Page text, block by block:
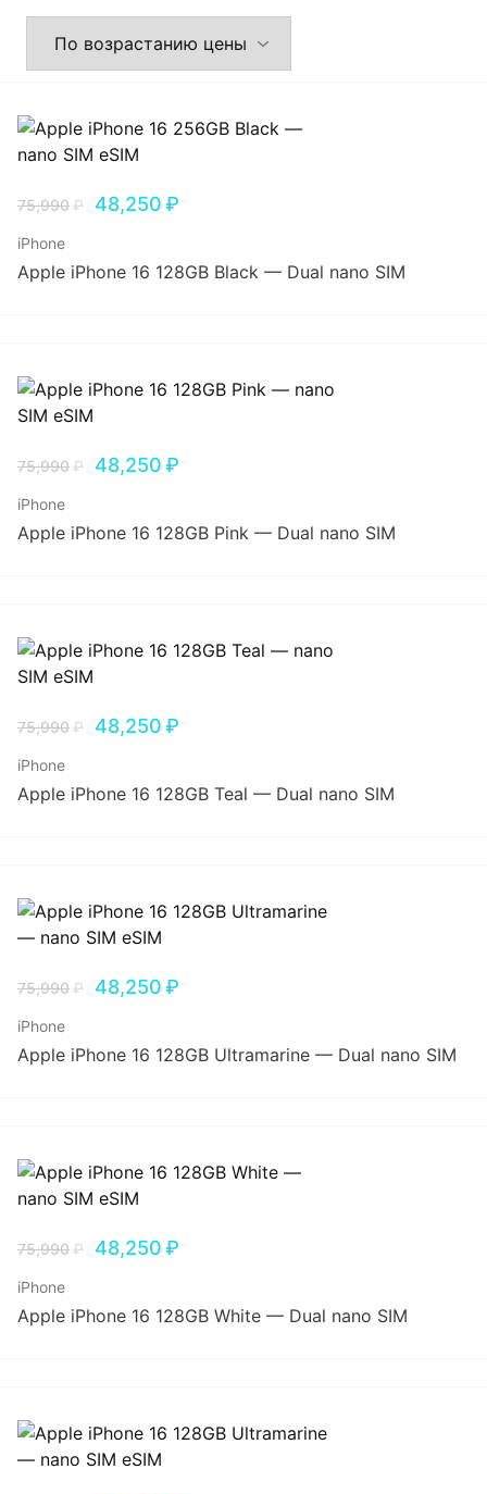
75,990₽ 48,250₽
iPhone
Apple iPhone 16 128GB Black — Dual nano SIM
75,990₽ 48,250₽
iPhone
Apple iPhone 16 128GB Pink — Dual nano SIM
75,990₽ 48,250₽
iPhone
Apple iPhone 16 128GB Teal — Dual nano SIM
75,990₽ 48,250₽
iPhone
Apple iPhone 16 128GB Ultramarine — Dual nano SIM
75,990₽ 48,250₽
iPhone
Apple iPhone 16 128GB White — Dual nano SIM